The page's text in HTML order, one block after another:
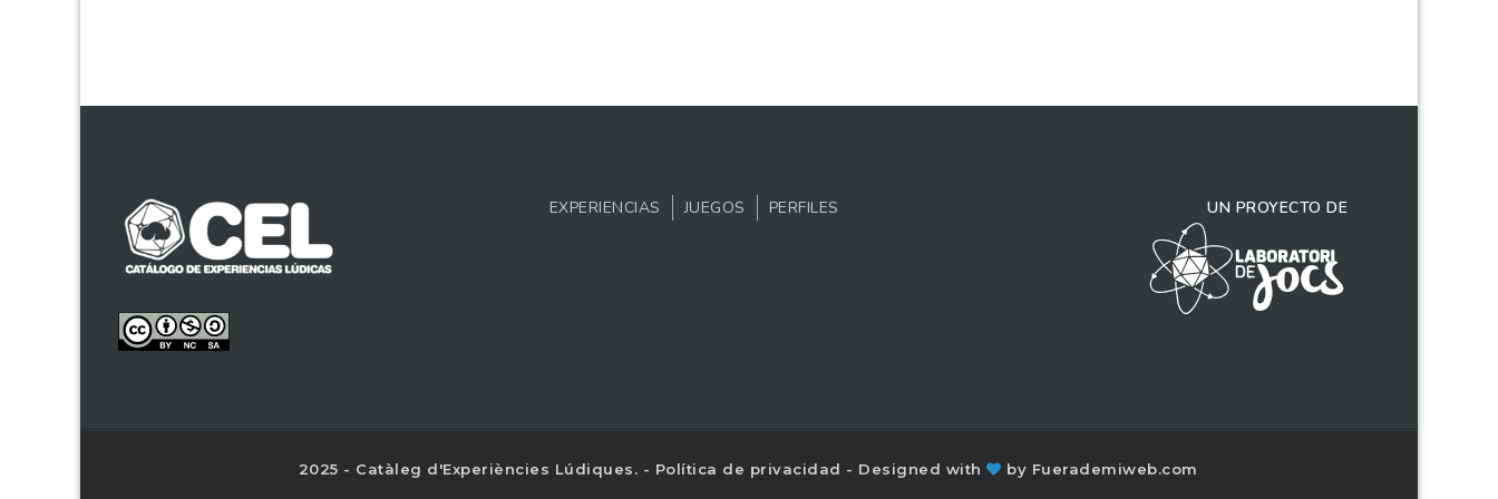
EXPERIENCIAS JUEGOS PERFILES UN PROYECTO DE
2025 - Catàleg d'Experiències Lúdiques. - Política de privacidad - Designed with by Fuerademiweb.com